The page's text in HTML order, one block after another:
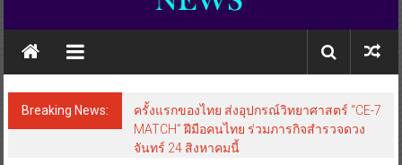
Breaking News:
ครั้งแรกของไทย ส่งอุปกรณ์วิทยาศาสตร์ “CE-7
MATCH” ฝีมือคนไทย ร่วมภารกิจสำรวจดวง
จันทร์ 24 สิงหาคมนี้